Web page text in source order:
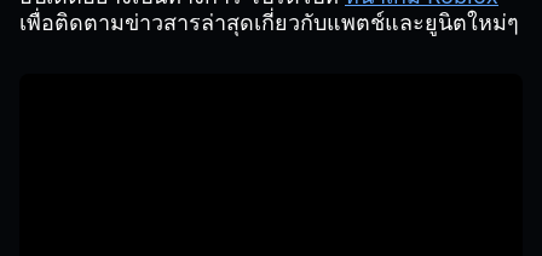
เพื่อติดตามข่าวสารล่าสุดเกี่ยวกับแพตช์และยูนิตใหม่ๆ